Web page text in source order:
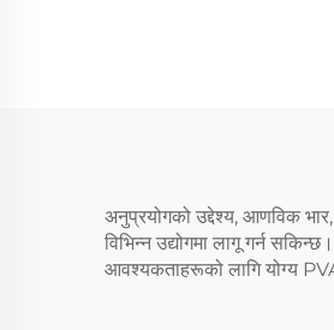
अनुप्रयोगको उद्देश्य, आणविक
विभिन्न उद्योगमा लागू गर्न
आवश्यकताहरूको लागि योग्य